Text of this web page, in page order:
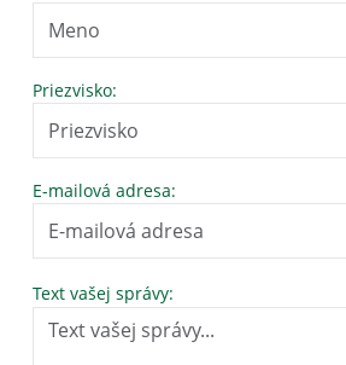
Priezvisko:
E-mailová adresa:
Text vašej správy: